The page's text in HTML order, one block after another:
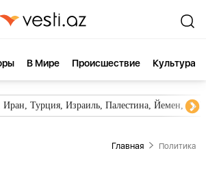
В Мире Происшествие Культура
Иран, Турция, Израиль, Палестина, Йемен,
Главная Политика